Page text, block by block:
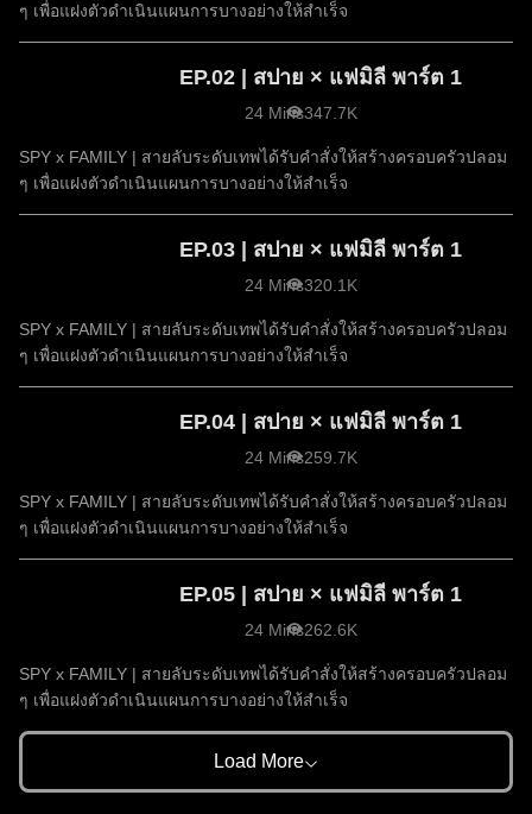
ๆ เพื่อแฝงตัวดำเนินแผนการบางอย่างให้สำเร็จ
EP.02 | สปาย × แฟมิลี พาร์ต 1
24 Mins347.7K
SPY x FAMILY | สายลับระดับเทพได้รับคำสั่งให้สร้างครอบครัวปลอม
ๆ เพื่อแฝงตัวดำเนินแผนการบางอย่างให้สำเร็จ
EP.03 | สปาย × แฟมิลี พาร์ต 1
24 Mins320.1K
SPY x FAMILY | สายลับระดับเทพได้รับคำสั่งให้สร้างครอบครัวปลอม
ๆ เพื่อแฝงตัวดำเนินแผนการบางอย่างให้สำเร็จ
EP.04 | สปาย × แฟมิลี พาร์ต 1
24 Mins259.7K
SPY x FAMILY | สายลับระดับเทพได้รับคำสั่งให้สร้างครอบครัวปลอม
ๆ เพื่อแฝงตัวดำเนินแผนการบางอย่างให้สำเร็จ
EP.05 | สปาย × แฟมิลี พาร์ต 1
24 Mins262.6K
SPY x FAMILY | สายลับระดับเทพได้รับคำสั่งให้สร้างครอบครัวปลอม
ๆ เพื่อแฝงตัวดำเนินแผนการบางอย่างให้สำเร็จ
Load More